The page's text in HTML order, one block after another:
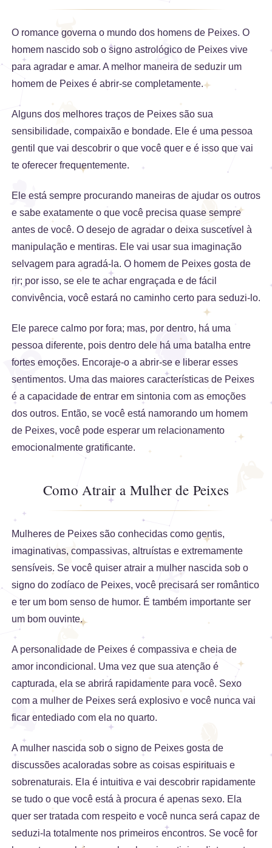
O romance governa o mundo dos homens de Peixes. O
homem nascido sob o signo astrológico de Peixes vive
para agradar e amar. A melhor maneira de seduzir um
homem de Peixes é abrir-se completamente.
Alguns dos melhores traços de Peixes são sua
sensibilidade, compaixão e bondade. Ele é uma pessoa
gentil que vai descobrir o que você quer e é isso que vai
te oferecer frequentemente.
Ele está sempre procurando maneiras de ajudar os outros
e sabe exatamente o que você precisa quase sempre
antes de você. O desejo de agradar o deixa suscetível à
manipulação e mentiras. Ele vai usar sua imaginação
selvagem para agradá-la. O homem de Peixes gosta de
rir; por isso, se ele te achar engraçada e de fácil
convivência, você estará no caminho certo para seduzi-lo.
Ele parece calmo por fora; mas, por dentro, há uma
pessoa diferente, pois dentro dele há uma batalha entre
fortes emoções. Encoraje-o a abrir-se e liberar esses
sentimentos. Uma das maiores características de Peixes
é a capacidade de entrar em sintonia com as emoções
dos outros. Então, se você está namorando um homem
de Peixes, você pode esperar um relacionamento
emocionalmente gratificante.
Como Atrair a Mulher de Peixes
Mulheres de Peixes são conhecidas como gentis,
imaginativas, compassivas, altruístas e extremamente
sensíveis. Se você quiser atrair a mulher nascida sob o
signo do zodíaco de Peixes, você precisará ser romântico
e ter um bom senso de humor. É também importante ser
um bom ouvinte.
A personalidade de Peixes é compassiva e cheia de
amor incondicional. Uma vez que sua atenção é
capturada, ela se abrirá rapidamente para você. Sexo
com a mulher de Peixes será explosivo e você nunca vai
ficar entediado com ela no quarto.
A mulher nascida sob o signo de Peixes gosta de
discussões acaloradas sobre as coisas espirituais e
sobrenaturais. Ela é intuitiva e vai descobrir rapidamente
se tudo o que você está à procura é apenas sexo. Ela
quer ser tratada com respeito e você nunca será capaz de
seduzi-la totalmente nos primeiros encontros. Se você for